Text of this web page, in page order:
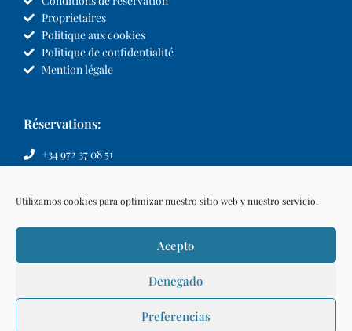
Utilizamos cookies para optimizar nuestro sitio web y nuestro servicio.
Acepto
Denegado
Preferencias
Proprietaires
Politique aux cookies
Politique de confidentialité
Mention légale
Réservations:
+34 972 37 08 51